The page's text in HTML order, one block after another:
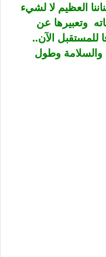
العظيم لا لشيء
وتعبيرها عن
للمستقبل الآن..
والسلامة وطول